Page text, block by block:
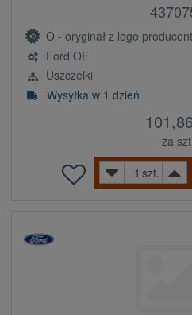
O - oryginał z logo
Ford OE
Uszczelki
Wysyłka w 1 dzień
za
szt.